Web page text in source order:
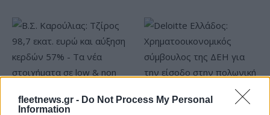
fleetnews.gr - Do Not Process My Personal
Information